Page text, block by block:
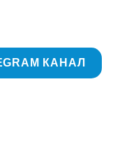
КАНАЛ